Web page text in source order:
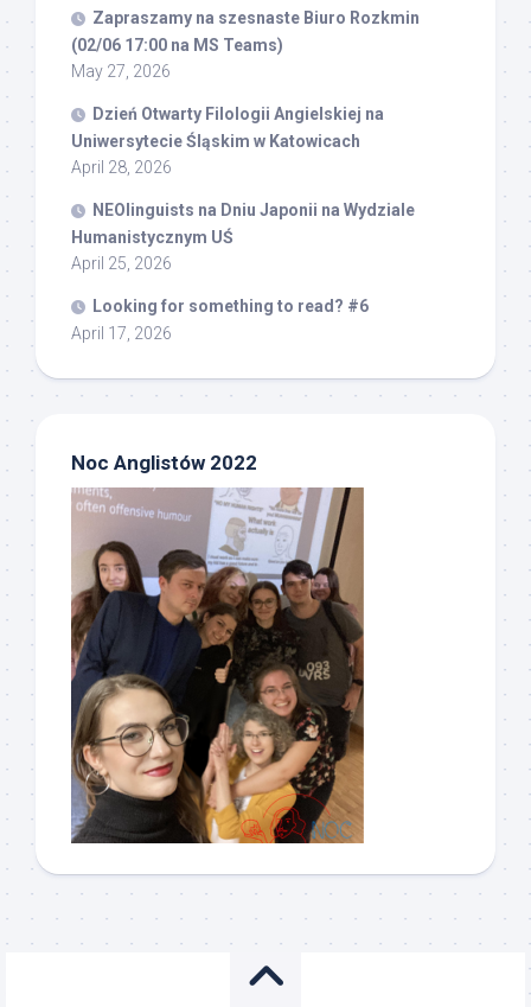
Zapraszamy na szesnaste Biuro Rozkmin
(02/06 17:00 na MS Teams)
May 27, 2026
Dzień Otwarty Filologii Angielskiej na
Uniwersytecie Śląskim w Katowicach
April 28, 2026
NEOlinguists na Dniu Japonii na Wydziale
Humanistycznym UŚ
April 25, 2026
Looking for something to read? #6
April 17, 2026
Noc Anglistów 2022